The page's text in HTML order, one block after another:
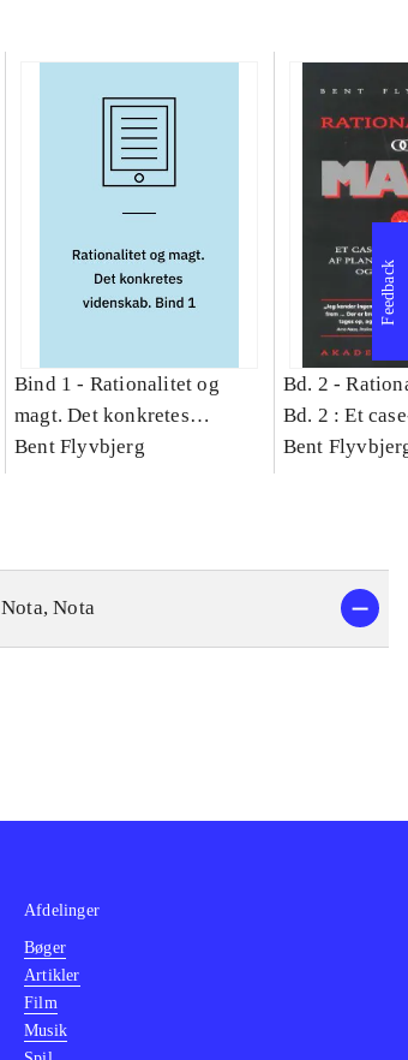
Bind 1 - Rationalitet og
magt. Det konkretes
videnskab. Bind 1
Bent Flyvbjerg
Bd. 2 -
Bd. 2 : Et
studie af
Bent
Nota, Nota
Feedback
Afdelinger
Bøger
Artikler
Film
Musik